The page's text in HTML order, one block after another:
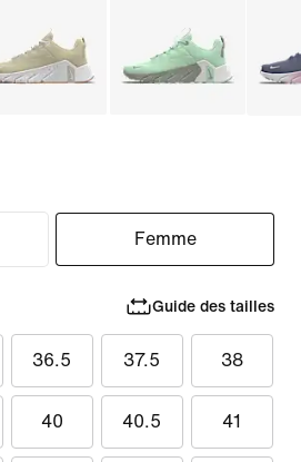
Femme
Guide des tailles
36.5 37.5 38
40 40.5 41